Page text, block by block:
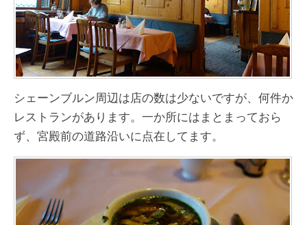
シェーンブルン周辺は店の数は少ないですが、何件か
レストランがあります。一か所にはまとまっておら
ず、宮殿前の道路沿いに点在してます。